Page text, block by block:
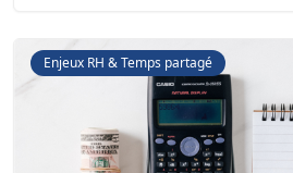
Enjeux RH & Temps partagé